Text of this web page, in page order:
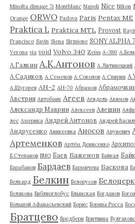
Minolta dimage 7i Montblanc Napoli Nice Nikon
Orange ORWO Padova Paris Pentax ME
Praktica L Praktica MTL Provost
Francisco Savin Siena Sirmione SONY ALPHA 7
Verona via void Volvo 340 Zeiss А-380
А.Галкин А.К.Антонов А.Литинецкий
А.Садиков А.Семенов А.Соколов А.Спирин
А.Щугорев АН-2 АН-70 Абрамов
Австрия Автобанк Агеев Агидель Акимов
Александр Маврин Алексеев Алешин
лес Америка Андрей Антонов Андрей
Андрусенко Аникеевка Аносов Апуневич
Артеменков Артём Денисенко
Б.Степанов БМО Баев Баженов Байкал
Барабанов Бардаев Бармичева Баскова
Белкард Белкин Белорусов
Белякова Библиоглобус Блынская Богданов
Большой Афанасьевский Борис Боряна Росса
Братцево Бредбери Бритвина